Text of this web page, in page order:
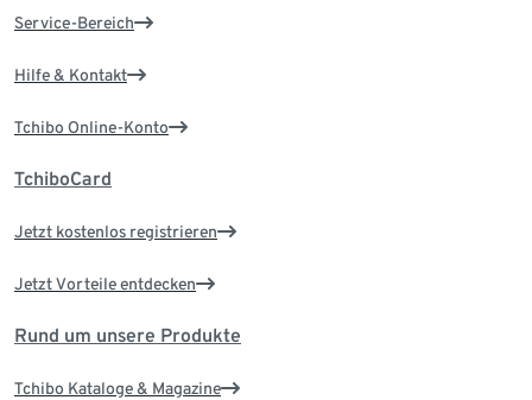
Service-Bereich
Hilfe & Kontakt
Tchibo Online-Konto
TchiboCard
Jetzt kostenlos registrieren
Jetzt Vorteile entdecken
Rund um unsere Produkte
Tchibo Kataloge & Magazine